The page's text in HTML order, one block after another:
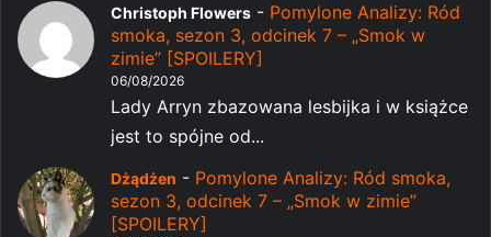
Christoph Flowers - Pomylone Analizy: Ród
smoka, sezon 3, odcinek 7 – „Smok w
zimie” [SPOILERY]
06/08/2026
Lady Arryn zbazowana lesbijka i w książce
jest to spójne od...
Dżądżen - Pomylone Analizy: Ród smoka,
sezon 3, odcinek 7 – „Smok w zimie”
[SPOILERY]